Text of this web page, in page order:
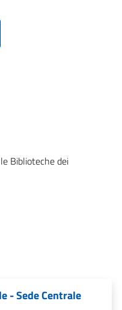
Biblioteche dei
- Sede Centrale